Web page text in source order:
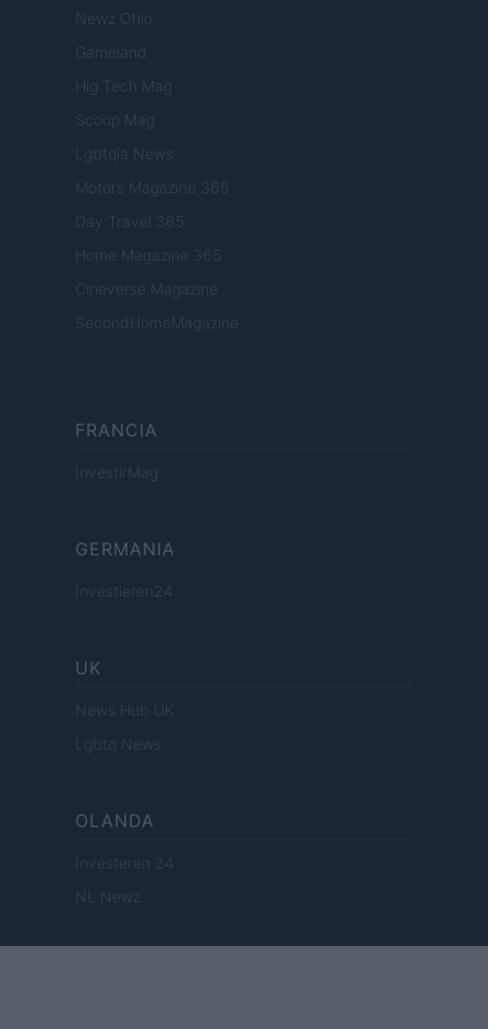
Newz Ohio
Gameland
Hig Tech Mag
Scoop Mag
Lgbtqia News
Motors Magazine 365
Day Travel 365
Home Magazine 365
Cineverse Magazine
SecondHomeMagazine
FRANCIA
InvestirMag
GERMANIA
Investieren24
UK
News Hub UK
Lgbtq News
OLANDA
Investeren 24
NL Newz